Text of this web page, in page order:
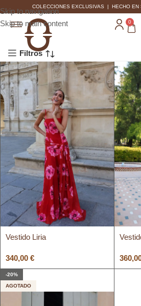
Skip to navigation
Skip to main content
COLECCIONES EXCLUSIVAS | HECHO EN
0
Filtros
Vestido Liria
340,00 €
-20%
AGOTADO